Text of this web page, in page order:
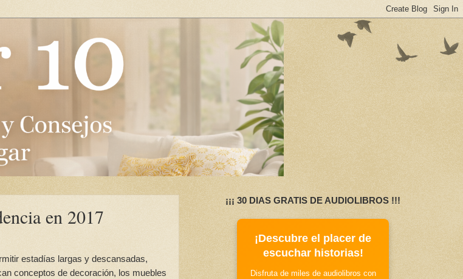
en 2017
estadías largas y descansadas,
conceptos de decoración, los muebles
¡¡¡ 30 DIAS GRATIS DE AUDIOLIBROS !!!
¡Descubre el placer de
escuchar historias!
Disfruta de miles de audiolibros con